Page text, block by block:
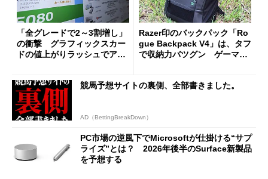
「全グレードで2～3割増し」
の衝撃 グラフィックスカー
ドの値上がりラッシュでアキ
Razer印のバックパック「Ro
gue Backpack V4」は、タフ
で収納力バツグン ゲーマー
競馬予想サイトの裏側、全部書きました。
AD（BettingBreakDown）
PC市場の逆風下でMicrosoftが仕掛ける“サプ
ライズ”とは？ 2026年後半のSurface新製品
を予想する